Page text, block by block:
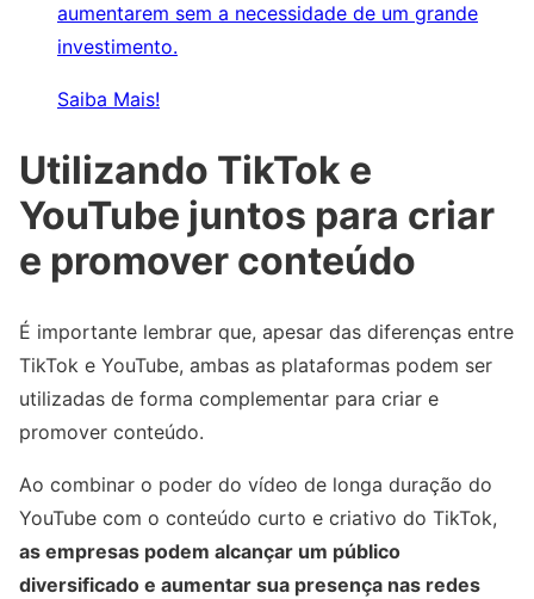
aumentarem sem a necessidade de um grande
investimento.
Saiba Mais!
Utilizando TikTok e
YouTube juntos para criar
e promover conteúdo
É importante lembrar que, apesar das diferenças entre
TikTok e YouTube, ambas as plataformas podem ser
utilizadas de forma complementar para criar e
promover conteúdo.
Ao combinar o poder do vídeo de longa duração do
YouTube com o conteúdo curto e criativo do TikTok,
as empresas podem alcançar um público
diversificado e aumentar sua presença nas redes